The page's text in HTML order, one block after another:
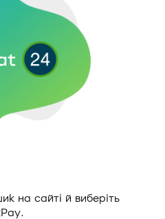
на сайті й виберіть